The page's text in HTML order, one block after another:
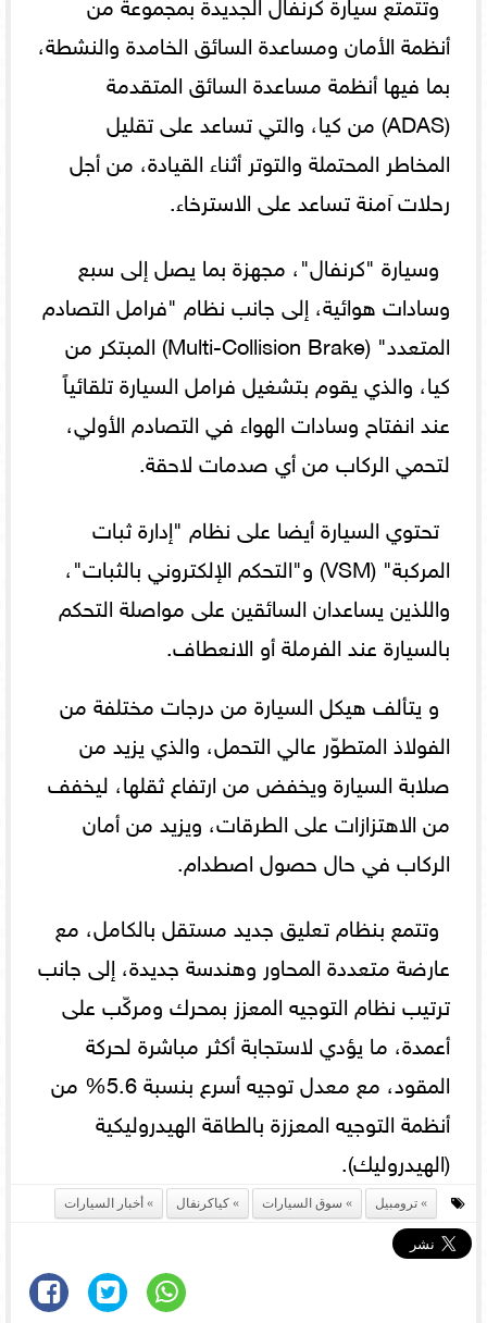
أنظمة الأمان ومساعدة السائق الخامدة والنشطة،
بما فيها أنظمة مساعدة السائق المتقدمة
(ADAS) من كيا، والتي تساعد على تقليل
المخاطر المحتملة والتوتر أثناء القيادة، من أجل
رحلات آمنة تساعد على الاسترخاء.
وسيارة "كرنفال"، مجهزة بما يصل إلى سبع
وسادات هوائية، إلى جانب نظام "فرامل التصادم
المتعدد" (Multi-Collision Brake) المبتكر من
كيا، والذي يقوم بتشغيل فرامل السيارة تلقائياً
عند انفتاح وسادات الهواء في التصادم الأولي،
لتحمي الركاب من أي صدمات لاحقة.
تحتوي السيارة أيضا على نظام "إدارة ثبات
المركبة" (VSM) و"التحكم الإلكتروني بالثبات"،
واللذين يساعدان السائقين على مواصلة التحكم
بالسيارة عند الفرملة أو الانعطاف.
و يتألف هيكل السيارة من درجات مختلفة من
الفولاذ المتطوّر عالي التحمل، والذي يزيد من
صلابة السيارة ويخفض من ارتفاع ثقلها، ليخفف
من الاهتزازات على الطرقات، ويزيد من أمان
الركاب في حال حصول اصطدام.
وتتمع بنظام تعليق جديد مستقل بالكامل، مع
عارضة متعددة المحاور وهندسة جديدة، إلى جانب
ترتيب نظام التوجيه المعزز بمحرك ومركّب على
أعمدة، ما يؤدي لاستجابة أكثر مباشرة لحركة
المقود، مع معدل توجيه أسرع بنسبة 5.6% من
أنظمة التوجيه المعززة بالطاقة الهيدروليكية
(الهيدروليك).
ترومبيل سوق السيارات كياكرنفال أخبار السيارات